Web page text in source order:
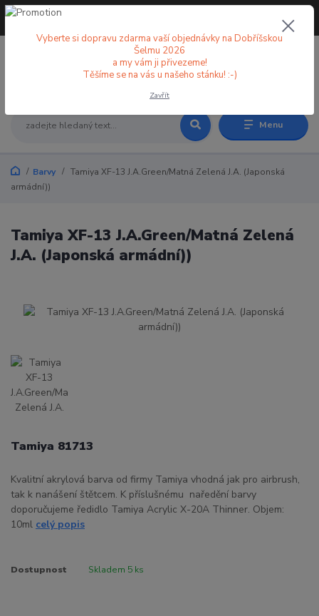
Menu
+420 773 998 582
Barvy
Tamiya XF-13 J.A.Green/Matná Zelená J.A. (Japonská
armádní))
Tamiya XF-13 J.A.Green/Matná Zelená
J.A. (Japonská armádní))
Tamiya 81713
Kvalitní akrylová barva od firmy Tamiya vhodná jak pro airbrush,
tak k nanášení štětcem. K příslušnému naředění barvy
doporučujeme ředidlo Tamiya Acrylic X-20A Thinner. Objem:
10ml celý popis
Dostupnost Skladem 5 ks
Vyberte si dopravu zdarma vaší objednávky na Dobříšskou
Šelmu 2026
a my vám ji přivezeme!
Těšíme se na vás u našeho stánku! :-)
Zavřít